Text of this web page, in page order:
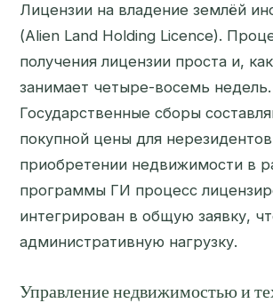
Лицензии на владение землёй
(Alien Land Holding Licence).
получения лицензии проста и,
занимает четыре-восемь недель.
Государственные сборы
покупной цены для
приобретении недвижимости в
программы ГИ процесс
интегрирован в общую заявку,
административную нагрузку.
Управление недвижимостью и